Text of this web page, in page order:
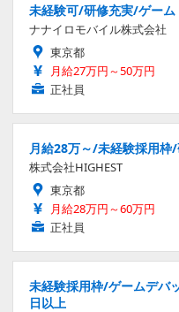
未経験可/研修充実/ゲーム
ナナイロモバイル株式会社
東京都
月給27万円～50万円
正社員
月給28万～/未経験採用
株式会社HIGHEST
東京都
月給28万円～60万円
正社員
未経験採用枠/ゲームデバ
日以上